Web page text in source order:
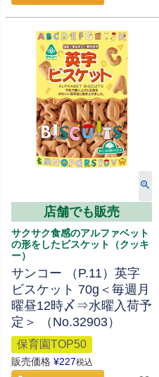
店舗でも販売
サクサク食感のアルファベット
の形をしたビスケット（クッキ
ー）
サンコー （P.11）英字
ビスケット 70g＜毎週月
曜昼12時〆⇒水曜入荷予
定＞ （No.32903）
保育園TOP50
販売価格 ¥227税込